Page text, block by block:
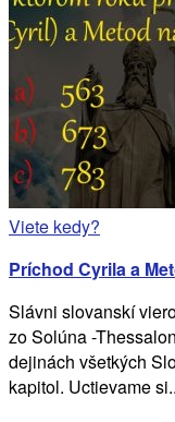
Viete kedy?
Príchod Cyrila a
Slávni slovanskí
zo Solúna -
dejinách všetkých
kapitol. Uctievame